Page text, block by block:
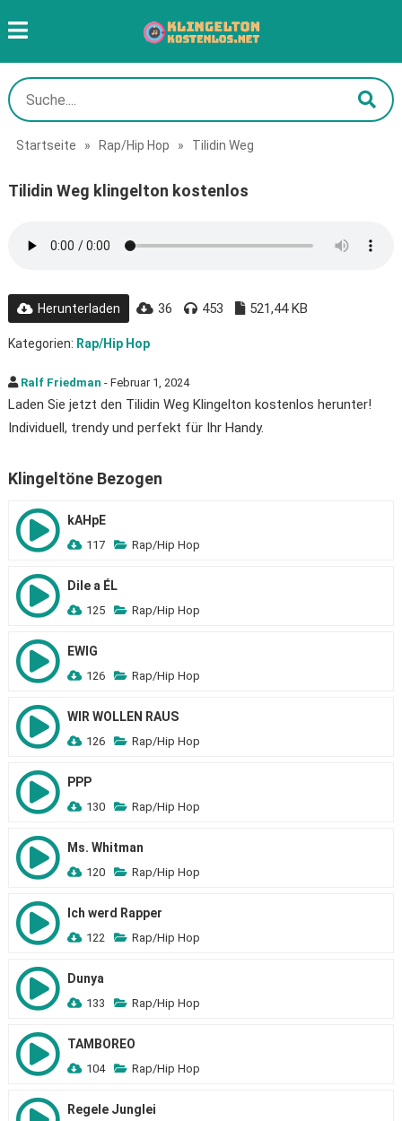
Startseite » Rap/Hip Hop » Tilidin Weg
Tilidin Weg klingelton kostenlos
Herunterladen 36 453 521,44 KB
Kategorien: Rap/Hip Hop
Ralf Friedman - Februar 1, 2024
Laden Sie jetzt den Tilidin Weg Klingelton kostenlos herunter!
Individuell, trendy und perfekt für Ihr Handy.
Klingeltöne Bezogen
kAHpE
117 Rap/Hip Hop
Dile a ÉL
125 Rap/Hip Hop
EWIG
126 Rap/Hip Hop
WIR WOLLEN RAUS
126 Rap/Hip Hop
PPP
130 Rap/Hip Hop
Ms. Whitman
120 Rap/Hip Hop
Ich werd Rapper
122 Rap/Hip Hop
Dunya
133 Rap/Hip Hop
TAMBOREO
104 Rap/Hip Hop
Regele Junglei